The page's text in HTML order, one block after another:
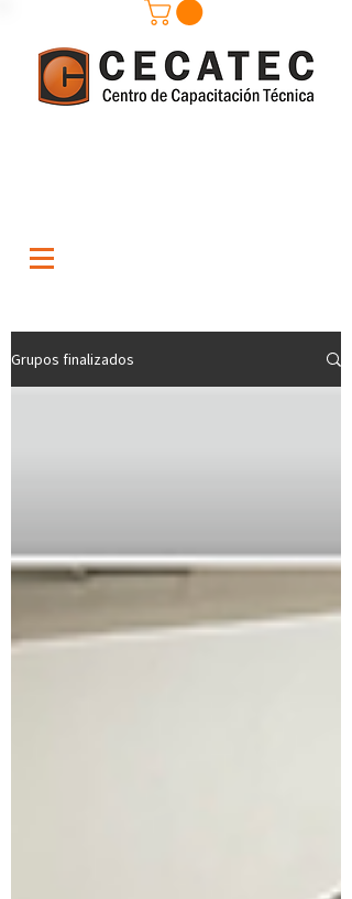
Grupos finalizados